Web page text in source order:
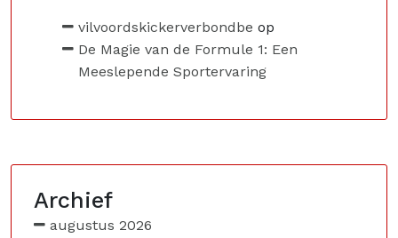
vilvoordskickerverbondbe op
De Magie van de Formule 1: Een
Meeslepende Sportervaring
Archief
augustus 2026